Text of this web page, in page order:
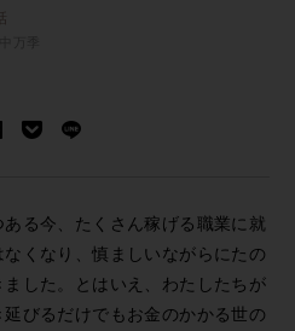
る今、たくさん稼げる職業に就
くなり、慎ましいながらにたの
した。とはいえ、わたしたちが
びるだけでもお金のかかる世の